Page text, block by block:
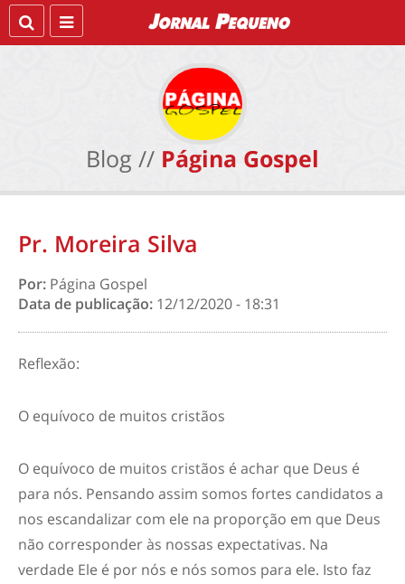
Blog // Página Gospel
Pr. Moreira Silva
Por: Página Gospel
Data de publicação: 12/12/2020 - 18:31
Reflexão:
O equívoco de muitos cristãos
O equívoco de muitos cristãos é achar que Deus é
para nós. Pensando assim somos fortes candidatos a
nos escandalizar com ele na proporção em que Deus
não corresponder às nossas expectativas. Na
verdade Ele é por nós e nós somos para ele. Isto faz